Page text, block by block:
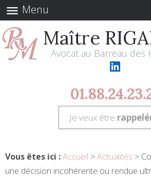
menu Menu
Maître
Avocat au Barreau des
Je veux être
Vous êtes ici :Accueil >Actualités >
une décision incohérente ou rendue